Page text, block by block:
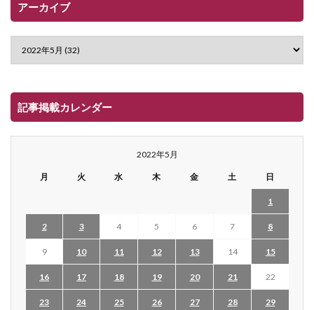
アーカイブ
記事掲載カレンダー
2022年5月
月 火 水 木 金 土 日
1
2 3 4 5 6 7 8
9 10 11 12 13 14 15
16 17 18 19 20 21 22
23 24 25 26 27 28 29